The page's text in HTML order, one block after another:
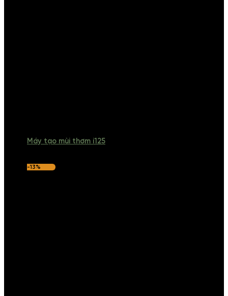
Máy tạo mùi thơm i125
-13%